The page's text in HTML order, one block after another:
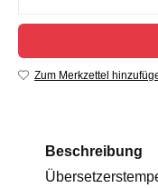
Zum Merkzettel
Beschreibung